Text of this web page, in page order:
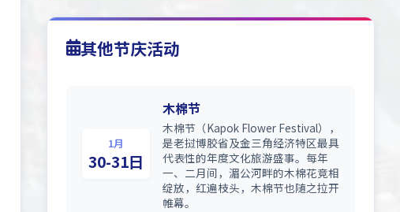
其他节庆活动
1月
30-31日
木棉节
木棉节（Kapok Flower Festival），
是老挝博胶省及金三角经济特区最具
代表性的年度文化旅游盛事。每年
一、二月间，湄公河畔的木棉花竞相
绽放，红遍枝头，木棉节也随之拉开
帷幕。